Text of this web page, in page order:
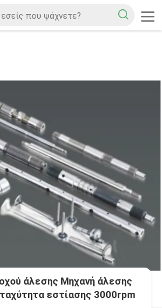
άλεσης Μηχανή άλεσης
εστίασης 3000rpm